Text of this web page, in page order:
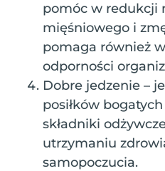
pomóc w redukcji
mięśniowego i
pomaga również
odporności
Dobre jedzenie –
posiłków
składniki
utrzymaniu
samopoczucia.